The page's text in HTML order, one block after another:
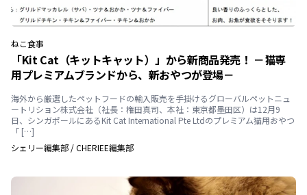
ねこ食事
「Kit Cat（キットキャット）」から新商品発売！ －猫専
用プレミアムブランドから、新おやつが登場－
海外から厳選したペットフードの輸入販売を手掛けるグローバルペットニュ
ートリション株式会社（社長：権田真司、本社：東京都墨田区）は12月9
日、シンガポールにあるKit Cat International Pte Ltdのプレミアム猫用おやつ
「 […]
シェリー編集部 /CHERIEE編集部